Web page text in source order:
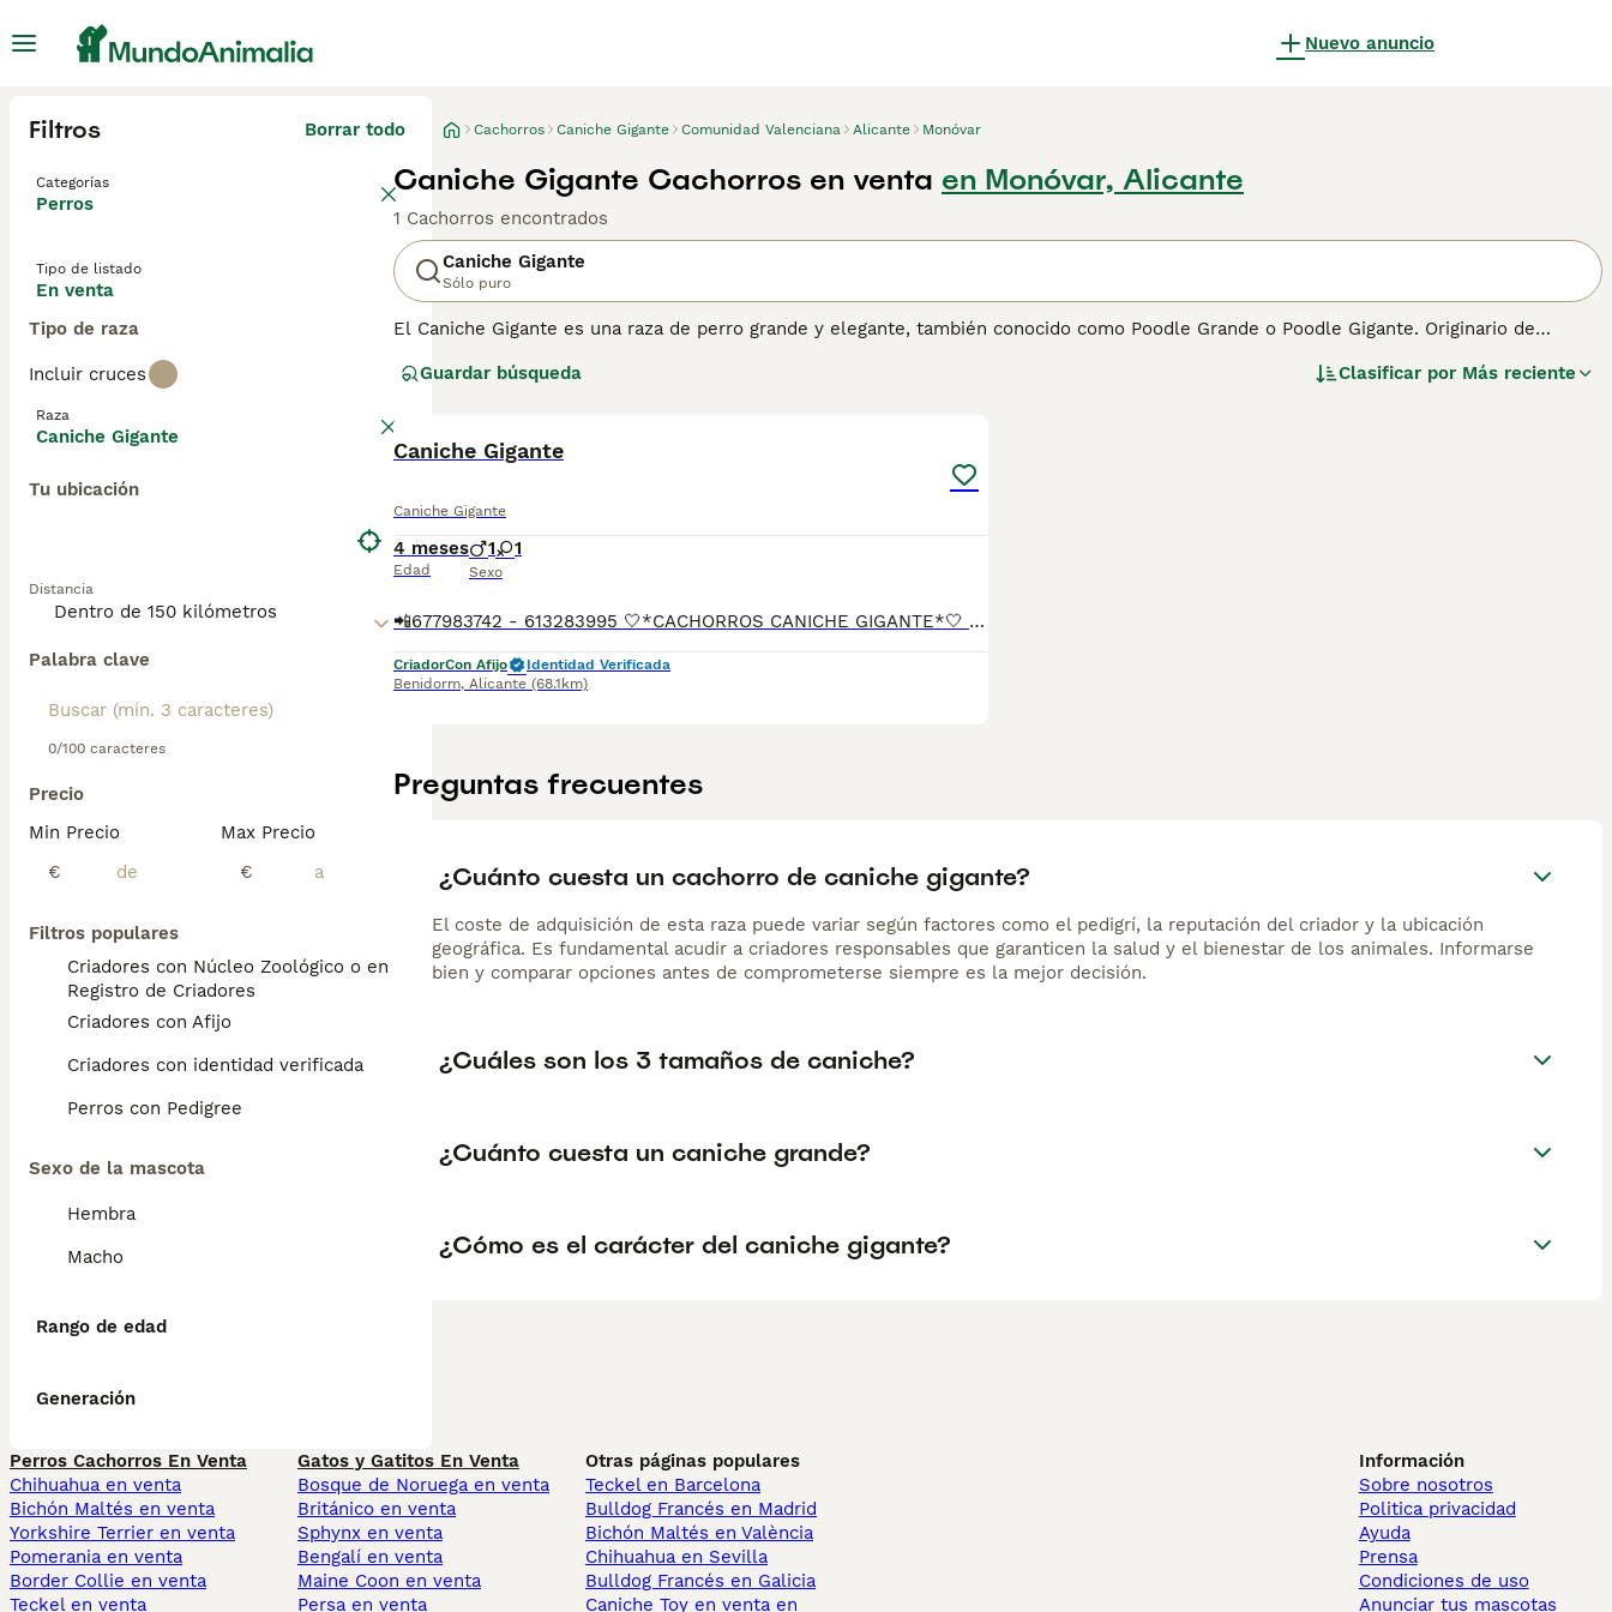
Nuevo anuncio
Filtros Borrar todo
Categorías
Perros
Tipo de listado
En venta
Tipo de raza
Incluir cruces
Raza
Caniche Gigante
Tu ubicación
Distancia
Palabra clave
0/100 caracteres
Precio
Min Precio
€
Max Precio
€
Filtros populares
Criadores con Núcleo Zoológico o en el
Registro de Criadores
Criadores con Afijo
Criadores con identidad verificada
Perros con Pedigree
Sexo de la mascota
Hembra
Macho
Rango de edad
Generación
Cachorros Caniche Gigante Comunidad Valenciana Alicante Monóvar
Caniche Gigante Cachorros en venta en Monóvar, Alicante
1 Cachorros encontrados
Caniche Gigante
Sólo puro
El Caniche Gigante es una raza de perro grande y elegante, también conocido como Poodle Grande o Poodle Gigante. Originario de
y agilidad características de la raza, siendo un excelente compañero tanto para actividades al aire libre como para la vida en el hogar. Su
un temperamento equilibrado y una presencia imponente.
Guardar búsqueda Clasificar por Más reciente
Caniche Gigante
Caniche Gigante
4 meses
Edad
1 1
Sexo
📲677983742 - 613283995 🤍*CACHORROS CANICHE GIGANTE*🤍 ¿Buscas un nuevo compañero para tu hogar? ❤️ Tenemos preciosos cachorros listos para encontrar una familia responsable. ✅ Vacunados ✅ Desparasitados ✅ Cartilla sanitaria ✅ Garantías incluidas ✅ Máxima atención y cuidado Se hacen envíos a toda España: Andalucía: Almería, Cádiz, Córdoba, Granada, Huelva, Jaén, Málaga, Sevilla.Aragón: Huesca, Teruel, Zaragoza.Asturias: Oviedo.Baleares: Palma.Canarias: Las Palmas de Gran Canaria, Santa Cruz de Tenerife.Cantabria: Santander.Castilla-La Mancha: Albacete, Ciudad Real, Cuenca, Guadalajara, Toledo.Castilla y León: Ávila, Burgos, León, Palencia, Salamanca, Segovia, Soria, Valladolid, Zamora.Cataluña: Barcelona, Gerona (Girona), Lérida (Lleida), Tarragona.Comunidad Valenciana: Alicante, Castellón de la Plana, Valencia.Extremadura: Badajoz, Cáceres.Galicia: La Coruña (A Coruña), Lugo, Orense (Ourense), Pontevedra.La Rioja: Logroño.Madrid: Madrid.Murcia: Murcia.Navarra: Pamplona.País Vasco: Bilbao (Vizcaya), San Sebastián (Guipúzcoa), Vitoria (Álava). 🐾 Cachorros sanos, sociables y criados con mucho cariño. 📲 ¡Pregunta sin compromiso por disponibilidad, fotos y precios por mensaje privado!
CriadorCon Afijo
Identidad Verificada
Benidorm, Alicante (68.1km)
Preguntas frecuentes
¿Cuánto cuesta un cachorro de caniche gigante?
El coste de adquisición de esta raza puede variar según factores como el pedigrí, la reputación del criador y la ubicación
geográfica. Es fundamental acudir a criadores responsables que garanticen la salud y el bienestar de los animales. Informarse
bien y comparar opciones antes de comprometerse siempre es la mejor decisión.
¿Cuáles son los 3 tamaños de caniche?
¿Cuánto cuesta un caniche grande?
¿Cómo es el carácter del caniche gigante?
Perros Cachorros En Venta
Chihuahua en venta
Bichón Maltés en venta
Yorkshire Terrier en venta
Pomerania en venta
Border Collie en venta
Teckel en venta
Gatos y Gatitos En Venta
Bosque de Noruega en venta
Británico en venta
Sphynx en venta
Bengalí en venta
Maine Coon en venta
Persa en venta
Otras páginas populares
Teckel en Barcelona
Bulldog Francés en Madrid
Bichón Maltés en València
Chihuahua en Sevilla
Bulldog Francés en Galicia
Caniche Toy en venta en
Información
Sobre nosotros
Politica privacidad
Ayuda
Prensa
Condiciones de uso
Anunciar tus mascotas